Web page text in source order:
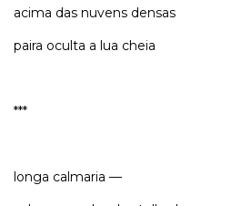
acima das nuvens densas
paira oculta a lua cheia
***
longa calmaria —